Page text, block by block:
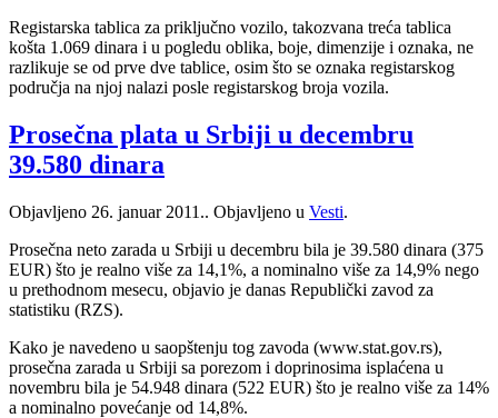
Registarska tablica za priključno vozilo, takozvana treća tablica
košta 1.069 dinara i u pogledu oblika, boje, dimenzije i oznaka, ne
razlikuje se od prve dve tablice, osim što se oznaka registarskog
područja na njoj nalazi posle registarskog broja vozila.
Prosečna plata u Srbiji u decembru
39.580 dinara
Objavljeno 26. januar 2011.. Objavljeno u Vesti.
Prosečna neto zarada u Srbiji u decembru bila je 39.580 dinara (375
EUR) što je realno više za 14,1%, a nominalno više za 14,9% nego
u prethodnom mesecu, objavio je danas Republički zavod za
statistiku (RZS).
Kako je navedeno u saopštenju tog zavoda (www.stat.gov.rs),
prosečna zarada u Srbiji sa porezom i doprinosima isplaćena u
novembru bila je 54.948 dinara (522 EUR) što je realno više za 14%
a nominalno povećanje od 14,8%.